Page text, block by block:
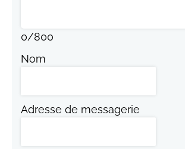
0/800
Nom
Adresse de messagerie